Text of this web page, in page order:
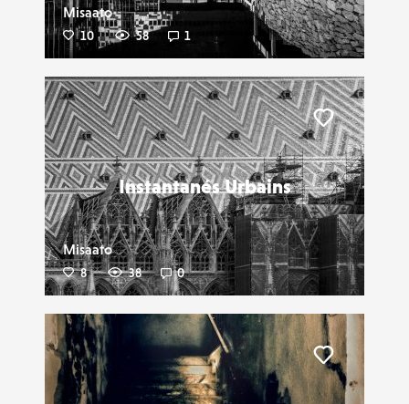
Misaato
10 58 1
Instantanés Urbains
Misaato
8 38 0
Liker
Liker